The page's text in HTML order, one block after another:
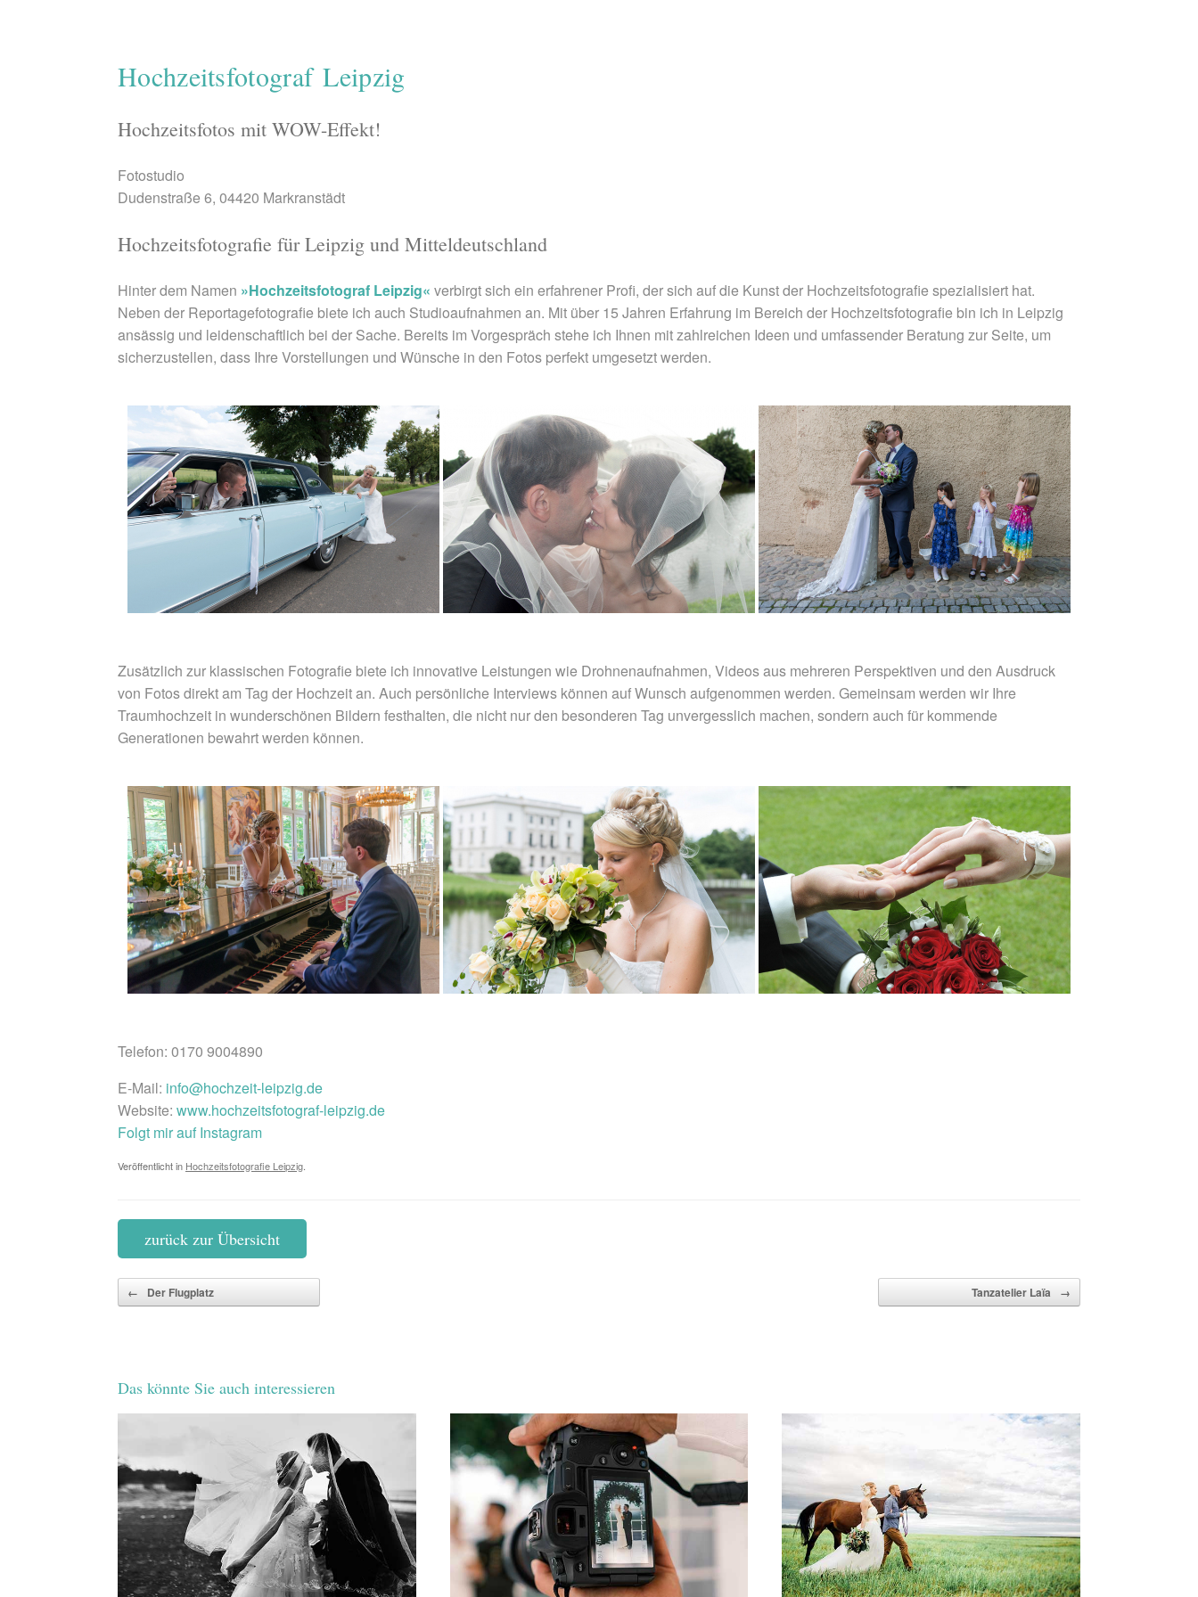
Hochzeitsfotograf Leipzig
Hochzeitsfotos mit WOW-Effekt!
Fotostudio
Dudenstraße 6, 04420 Markranstädt
Hochzeitsfotografie für Leipzig und Mitteldeutschland
Hinter dem Namen »Hochzeitsfotograf Leipzig« verbirgt sich ein erfahrener Profi, der sich auf die Kunst der Hochzeitsfotografie spezialisiert hat.
Neben der Reportagefotografie biete ich auch Studioaufnahmen an. Mit über 15 Jahren Erfahrung im Bereich der Hochzeitsfotografie bin ich in Leipzig
ansässig und leidenschaftlich bei der Sache. Bereits im Vorgespräch stehe ich Ihnen mit zahlreichen Ideen und umfassender Beratung zur Seite, um
sicherzustellen, dass Ihre Vorstellungen und Wünsche in den Fotos perfekt umgesetzt werden.
Zusätzlich zur klassischen Fotografie biete ich innovative Leistungen wie Drohnenaufnahmen, Videos aus mehreren Perspektiven und den Ausdruck
von Fotos direkt am Tag der Hochzeit an. Auch persönliche Interviews können auf Wunsch aufgenommen werden. Gemeinsam werden wir Ihre
Traumhochzeit in wunderschönen Bildern festhalten, die nicht nur den besonderen Tag unvergesslich machen, sondern auch für kommende
Generationen bewahrt werden können.
Telefon: 0170 9004890
E-Mail: info@hochzeit-leipzig.de
Website: www.hochzeitsfotograf-leipzig.de
Folgt mir auf Instagram
Veröffentlicht in Hochzeitsfotografie Leipzig
zurück zur Übersicht
Beitragsnavigation
← Der Flugplatz Tanzatelier Laïa →
Das könnte Sie auch interessieren